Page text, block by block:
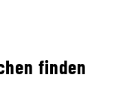
finden